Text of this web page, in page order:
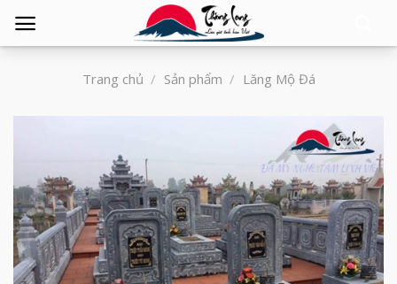
Trang chủ / Sản phẩm / Lăng Mộ Đá